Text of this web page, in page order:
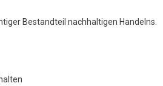
Bestandteil nachhaltigen Handelns.